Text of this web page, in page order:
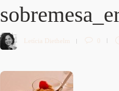
Letícia Diethelm 0